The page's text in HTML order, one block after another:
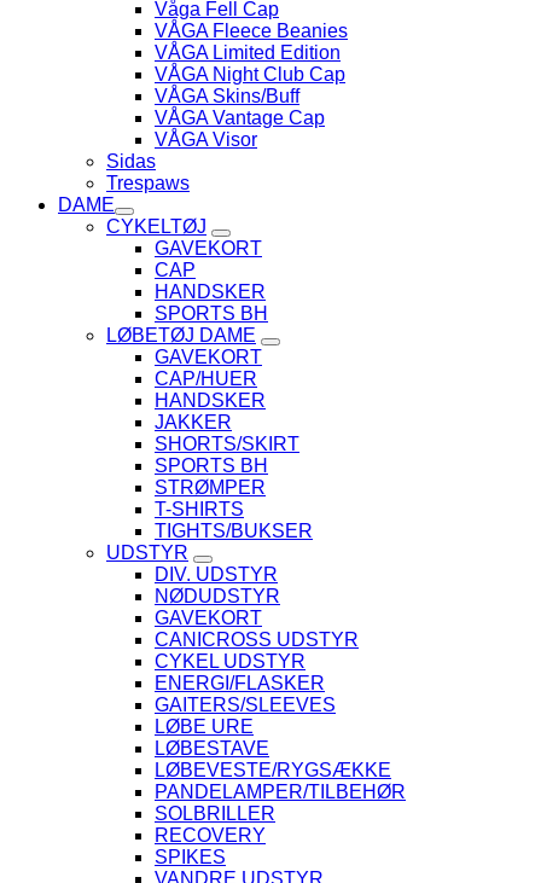
Våga Fell Cap
VÅGA Fleece Beanies
VÅGA Limited Edition
VÅGA Night Club Cap
VÅGA Skins/Buff
VÅGA Vantage Cap
VÅGA Visor
Sidas
Trespaws
DAME
CYKELTØJ
GAVEKORT
CAP
HANDSKER
SPORTS BH
LØBETØJ DAME
GAVEKORT
CAP/HUER
HANDSKER
JAKKER
SHORTS/SKIRT
SPORTS BH
STRØMPER
T-SHIRTS
TIGHTS/BUKSER
UDSTYR
DIV. UDSTYR
NØDUDSTYR
GAVEKORT
CANICROSS UDSTYR
CYKEL UDSTYR
ENERGI/FLASKER
GAITERS/SLEEVES
LØBE URE
LØBESTAVE
LØBEVESTE/RYGSÆKKE
PANDELAMPER/TILBEHØR
SOLBRILLER
RECOVERY
SPIKES
VANDRE UDSTYR